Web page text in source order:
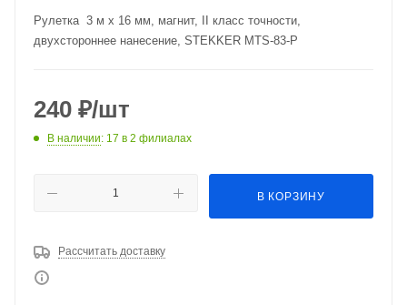
Рулетка 3 м х 16 мм, магнит, II класс точности,
двухстороннее нанесение, STEKKER MTS-83-P
240 ₽/шт
В наличии: 17 в 2 филиалах
В КОРЗИНУ
Рассчитать доставку